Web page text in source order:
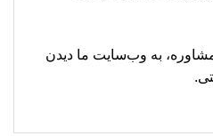
به وب‌سایت ما دیدن